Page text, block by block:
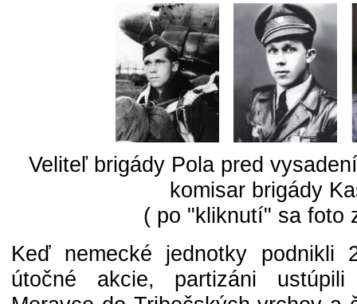
Veliteľ brigády Pola pred
komisar brigády
( po "kliknutí" sa foto
Keď nemecké jednotky podnikli
útočné akcie, partizáni